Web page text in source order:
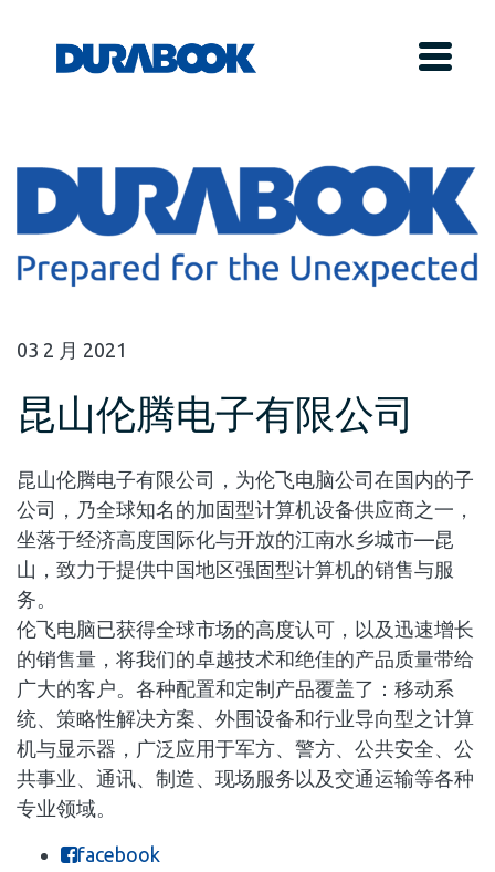
03 2 月 2021
昆山伦腾电子有限公司
昆山伦腾电子有限公司，为伦飞电脑公司在国内的子
公司，乃全球知名的加固型计算机设备供应商之一，
坐落于经济高度国际化与开放的江南水乡城市—昆
山，致力于提供中国地区强固型计算机的销售与服
务。
伦飞电脑已获得全球市场的高度认可，以及迅速增长
的销售量，将我们的卓越技术和绝佳的产品质量带给
广大的客户。各种配置和定制产品覆盖了：移动系
统、策略性解决方案、外围设备和行业导向型之计算
机与显示器，广泛应用于军方、警方、公共安全、公
共事业、通讯、制造、现场服务以及交通运输等各种
专业领域。
facebook